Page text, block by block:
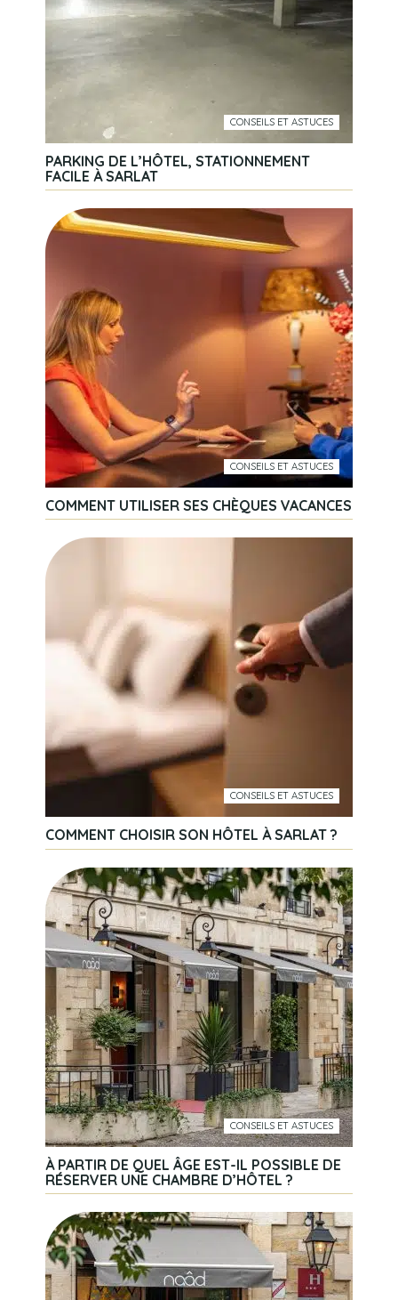
CONSEILS ET ASTUCES
PARKING DE L’HÔTEL, STATIONNEMENT
FACILE À SARLAT
CONSEILS ET ASTUCES
COMMENT UTILISER SES CHÈQUES VACANCES
CONSEILS ET ASTUCES
COMMENT CHOISIR SON HÔTEL À SARLAT ?
CONSEILS ET ASTUCES
À PARTIR DE QUEL ÂGE EST-IL POSSIBLE DE
RÉSERVER UNE CHAMBRE D’HÔTEL ?